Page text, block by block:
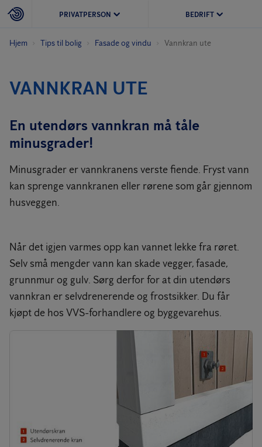
PRIVATPERSON BEDRIFT
Hjem Tips til bolig Fasade og vindu Vannkran ute
VANNKRAN UTE
En utendørs vannkran må tåle
minusgrader!
Minusgrader er vannkranens verste fiende. Fryst vann
kan sprenge vannkranen eller rørene som går gjennom
husveggen.
Når det igjen varmes opp kan vannet lekke fra røret.
Selv små mengder vann kan skade vegger, fasade,
grunnmur og gulv. Sørg derfor for at din utendørs
vannkran er selvdrenerende og frostsikker. Du får
kjøpt de hos VVS-forhandlere og byggevarehus.